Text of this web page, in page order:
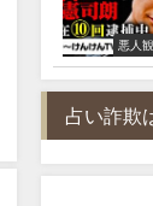
悪人
占い詐欺